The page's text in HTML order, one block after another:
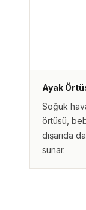
Ayak
Soğuk
örtüsü,
dışarıda
sunar.